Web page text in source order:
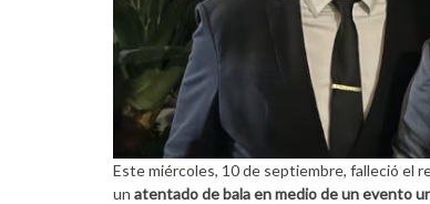
Este miércoles, 10 de septiembre, falleció el
un atentado de bala en medio de un evento